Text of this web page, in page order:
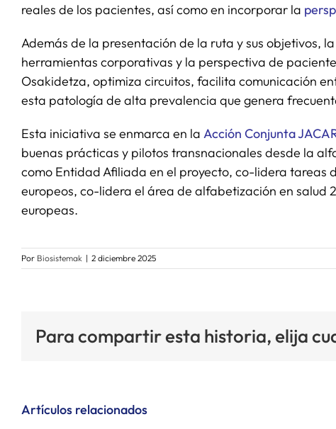
reales de los pacientes, así como en incorporar la
Además de la presentación de la ruta y sus objetivos,
herramientas corporativas y la perspectiva de
Osakidetza, optimiza circuitos, facilita comunicación
esta patología de alta prevalencia que genera
Esta iniciativa se enmarca en la Acción Conjunta
buenas prácticas y pilotos transnacionales desde la
como Entidad Afiliada en el proyecto, co-lidera tareas
europeos, co-lidera el área de alfabetización en salud
europeas.
Por Biosistemak | 2 diciembre 2025
Para compartir esta historia, elija
Artículos relacionados